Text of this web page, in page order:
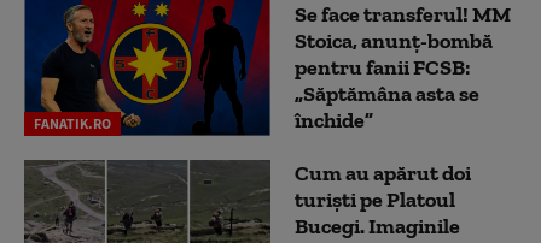
FANATIK.RO
Se face transferul! MM
Stoica, anunț-bombă
pentru fanii FCSB:
„Săptămâna asta se
închide”
Cum au apărut doi
turiști pe Platoul
Bucegi. Imaginile